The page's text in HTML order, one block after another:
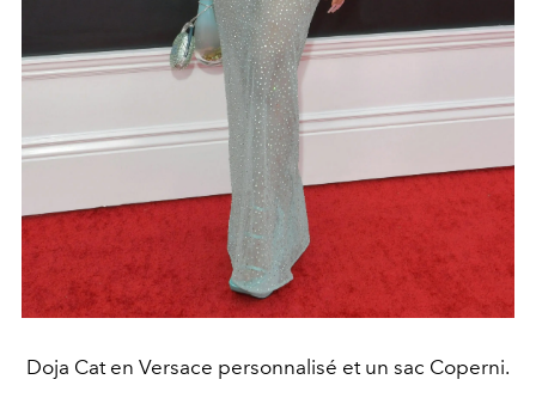
Doja Cat en Versace personnalisé et un sac Coperni.